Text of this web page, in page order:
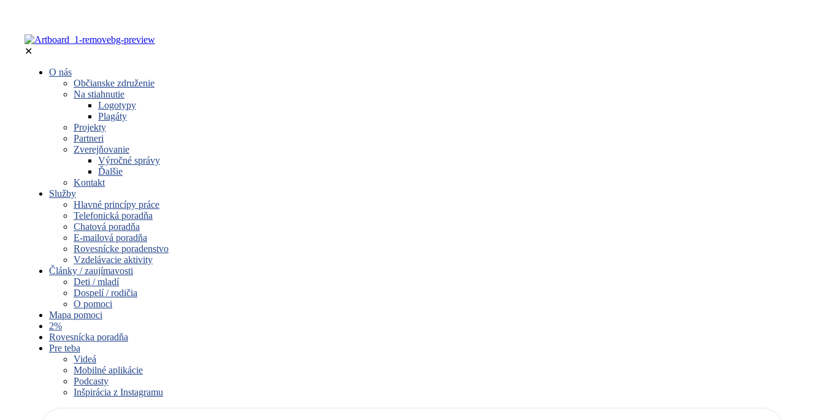
✕
O nás
Občianske združenie
Na stiahnutie
Logotypy
Plagáty
Projekty
Partneri
Zverejňovanie
Výročné správy
Ďalšie
Kontakt
Služby
Hlavné princípy práce
Telefonická poradňa
Chatová poradňa
E-mailová poradňa
Rovesnícke poradenstvo
Vzdelávacie aktivity
Články / zaujímavosti
Deti / mladí
Dospelí / rodičia
O pomoci
Mapa pomoci
2%
Rovesnícka poradňa
Pre teba
Videá
Mobilné aplikácie
Podcasty
Inšpirácia z Instagramu